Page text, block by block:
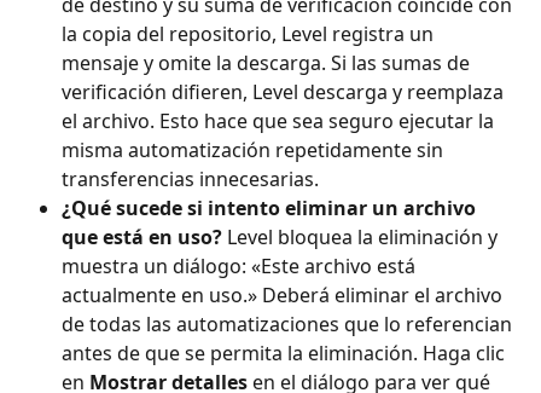
la copia del repositorio, Level registra un
mensaje y omite la descarga. Si las sumas de
verificación difieren, Level descarga y reemplaza
el archivo. Esto hace que sea seguro ejecutar la
misma automatización repetidamente sin
transferencias innecesarias.
¿Qué sucede si intento eliminar un archivo
que está en uso? Level bloquea la eliminación y
muestra un diálogo: «Este archivo está
actualmente en uso.» Deberá eliminar el archivo
de todas las automatizaciones que lo referencian
antes de que se permita la eliminación. Haga clic
en Mostrar detalles en el diálogo para ver qué